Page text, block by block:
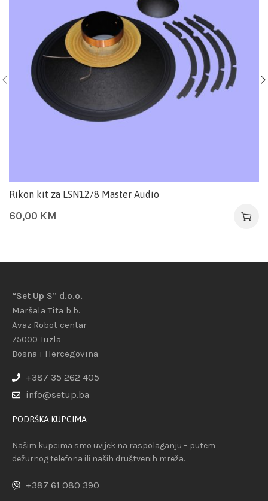
Rikon kit za LSN12/8 Master Audio
60,00 KM
“Set Up S” d.o.o.
Maršala Tita b.b.
Avaz Robot centar
75000 Tuzla
Bosna i Hercegovina
+387 35 262 405
info@setup.ba
PODRŠKA KUPCIMA
Našim kupcima smo uvijek na raspolaganju – putem
dežurnog telefona ili naših društvenih mreža.
+387 61 080 390